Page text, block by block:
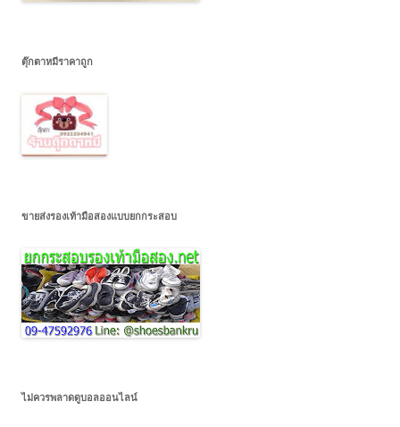
ตุ๊กตาหมีราคาถูก
ขายส่งรองเท้ามือสองแบบยกกระสอบ
ไม่ควรพลาดดูบอลออนไลน์